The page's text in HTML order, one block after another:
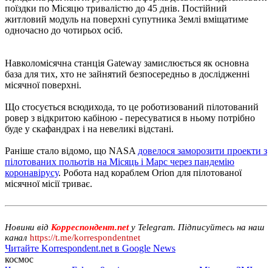
поїздки по Місяцю тривалістю до 45 днів. Постійний
житловий модуль на поверхні супутника Землі вміщатиме
одночасно до чотирьох осіб.
Навколомісячна станція Gateway замислюється як основна
база для тих, хто не зайнятий безпосередньо в дослідженні
місячної поверхні.
Що стосується всюдихода, то це роботизований пілотований
ровер з відкритою кабіною - пересуватися в ньому потрібно
буде у скафандрах і на невеликі відстані.
Раніше стало відомо, що NASA довелося заморозити проекти з
пілотованих польотів на Місяць і Марс через пандемію
коронавірусу. Робота над кораблем Orion для пілотованої
місячної місії триває.
Новини від Корреспондент.net у Telegram. Підписуйтесь на наш
канал https://t.me/korrespondentnet
Читайте Korrespondent.net в Google News
космос